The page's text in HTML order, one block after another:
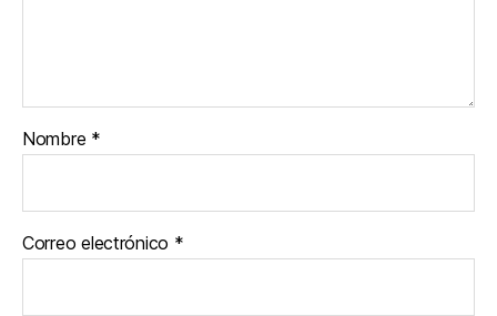
Nombre *
Correo electrónico *